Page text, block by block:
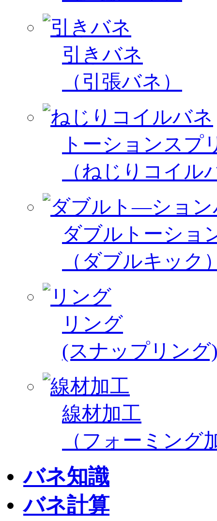
引きバネ
（引張バネ）
トーションスプ
（ねじりコイル
ダブルトーショ
（ダブルキック
リング
(スナップリング
線材加工
（フォーミング
バネ知識
バネ計算